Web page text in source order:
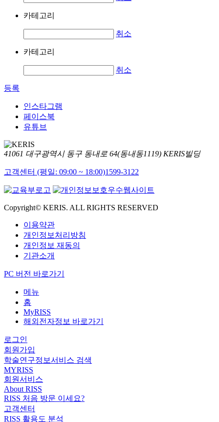
카테고리
취소
카테고리
취소
등록
인스타그램
페이스북
유튜브
41061 대구광역시 동구 동내로 64(동내동1119) KERIS빌딩
고객센터 (평일: 09:00 ~ 18:00)1599-3122
Copyright© KERIS. ALL RIGHTS RESERVED
이용약관
개인정보처리방침
개인정보 재동의
기관소개
PC 버전 바로가기
메뉴
홈
MyRISS
해외전자정보 바로가기
로그인
회원가입
학술연구정보서비스 검색
MYRISS
회원서비스
About RISS
RISS 처음 방문 이세요?
고객센터
RISS 활용도 분석